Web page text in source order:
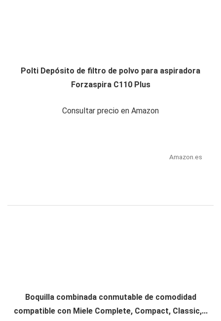
Polti Depósito de filtro de polvo para aspiradora
Forzaspira C110 Plus
Consultar precio en Amazon
Amazon.es
Boquilla combinada conmutable de comodidad
compatible con Miele Complete, Compact, Classic,...